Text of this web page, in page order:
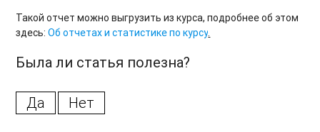
Такой отчет можно выгрузить из курса, подробнее об этом
здесь:Об отчетах и статистике по курсу.
Была ли статья полезна?
Да Нет